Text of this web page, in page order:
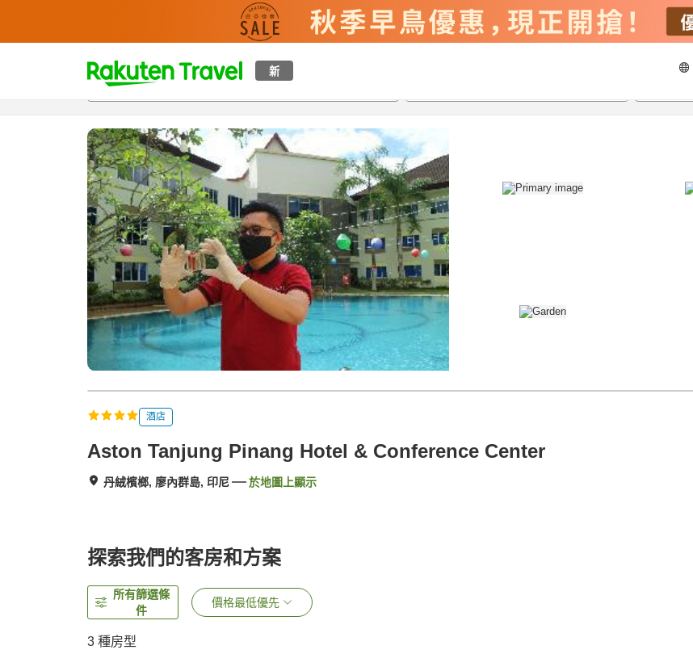
新
t
p
a
g
e
_
s
e
a
r
c
h
概覽房間及住宿方案 評價設施
酒店
Aston Tanjung Pinang Hotel & Conference Center
丹絨檳榔, 廖內群島, 印尼 於地圖上顯示
探索我們的客房和方案
所有篩選條
件
價格最低優先
3 種房型